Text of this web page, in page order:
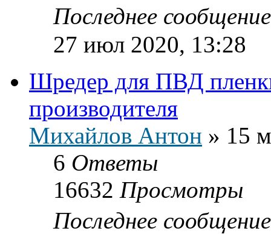
Последнее
27 июл 2020, 13:28
Шредер для ПВД
производителя
Михайлов Антон » 15
6 Ответы
16632 Просмотры
Последнее